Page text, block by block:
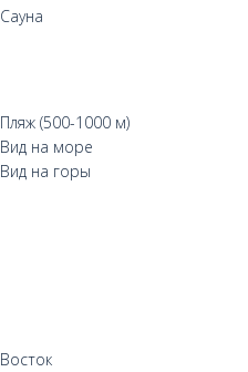
Сауна
Пляж (500-1000 м)
Вид на море
Вид на горы
Восток